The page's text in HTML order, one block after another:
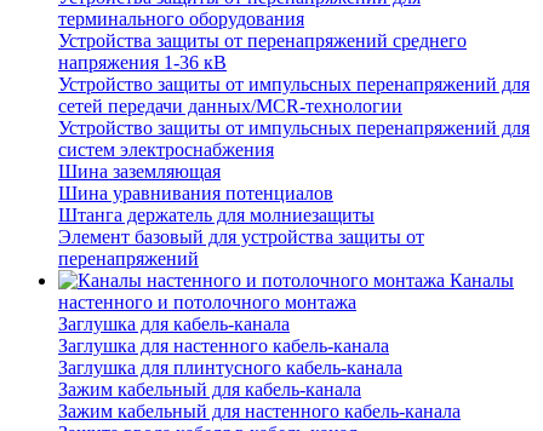
терминального оборудования
Устройства защиты от перенапряжений среднего
напряжения 1-36 кВ
Устройство защиты от импульсных перенапряжений для
сетей передачи данных/MCR-технологии
Устройство защиты от импульсных перенапряжений для
систем электроснабжения
Шина заземляющая
Шина уравнивания потенциалов
Штанга держатель для молниезащиты
Элемент базовый для устройства защиты от
перенапряжений
Каналы
настенного и потолочного монтажа
Заглушка для кабель-канала
Заглушка для настенного кабель-канала
Заглушка для плинтусного кабель-канала
Зажим кабельный для кабель-канала
Зажим кабельный для настенного кабель-канала